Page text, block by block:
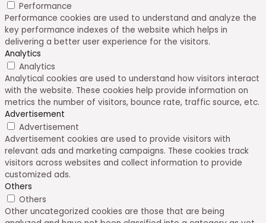
Performance
Performance cookies are used to understand and analyze the
key performance indexes of the website which helps in
delivering a better user experience for the visitors.
Analytics
Analytics
Analytical cookies are used to understand how visitors interact
with the website. These cookies help provide information on
metrics the number of visitors, bounce rate, traffic source, etc.
Advertisement
Advertisement
Advertisement cookies are used to provide visitors with
relevant ads and marketing campaigns. These cookies track
visitors across websites and collect information to provide
customized ads.
Others
Others
Other uncategorized cookies are those that are being